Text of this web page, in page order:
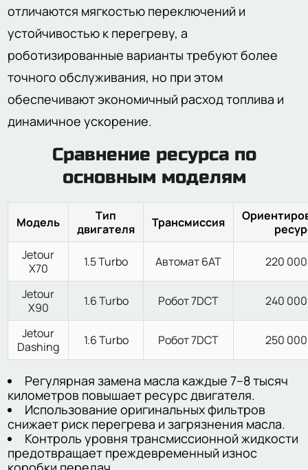
отличаются мягкостью переключений и
устойчивостью к перегреву, а
роботизированные варианты требуют более
точного обслуживания, но при этом
обеспечивают экономичный расход топлива и
динамичное ускорение.
Сравнение ресурса по
основным моделям
Модель
Тип
двигателя
Трансмиссия
Jetour
X70
1.5 Turbo Автомат 6АТ 220
Jetour
X90
1.6 Turbo Робот 7DCT 240
Jetour
Dashing
1.6 Turbo Робот 7DCT 250
Регулярная замена масла каждые 7–8 тысяч
километров повышает ресурс двигателя.
Использование оригинальных фильтров
снижает риск перегрева и загрязнения масла.
Контроль уровня трансмиссионной жидкости
предотвращает преждевременный износ